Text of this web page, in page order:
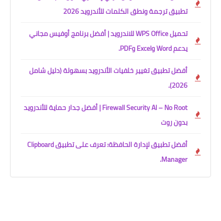
تطبيق ترجمة ونطق الكلمات للأندرويد 2026
تحميل WPS Office للاندرويد | أفضل برنامج أوفيس مجاني
يدعم Word وExcel وPDF.
أفضل تطبيق تغيير خلفيات الأندرويد بسهولة (دليل شامل
2026).
Firewall Security AI – No Root | أفضل جدار حماية للأندرويد
بدون روت
أفضل تطبيق لإدارة الحافظة: تعرف على تطبيق Clipboard
Manager.